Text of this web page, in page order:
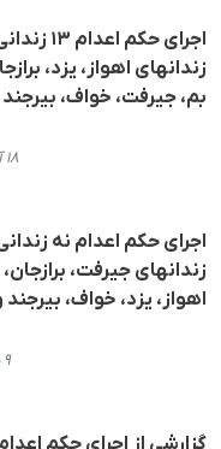
اجرای حکم اعدام
زندانهای اهواز، یزد،
بم، جیرفت، خواف،
۱۸ آذر ۱۴۰۴، ۲۰:۲۴
اجرای حکم اعدام نە
زندانهای جیرفت، برازجان،
اهواز، یزد، خواف،
۹ دی ۱۴۰۴، ۱۶:۴۰